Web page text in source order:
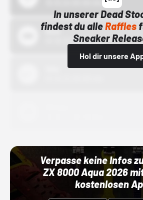
In unserer Dead
findest du alleRaffles
Sneaker
Hol dir unsere
Bstn
01.10.22 00:00 Uhr
Verpasse keine Infos
ZX 8000 Aqua 2026
kostenlosen